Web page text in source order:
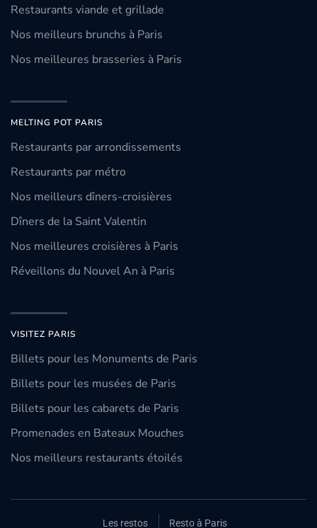
Restaurants viande et grillade
Nos meilleurs brunchs à Paris
Nos meilleures brasseries à Paris
MELTING POT PARIS
Restaurants par arrondissements
Restaurants par métro
Nos meilleurs dîners-croisières
Dîners de la Saint Valentin
Nos meilleures croisières à Paris
Réveillons du Nouvel An à Paris
VISITEZ PARIS
Billets pour les Monuments de Paris
Billets pour les musées de Paris
Billets pour les cabarets de Paris
Promenades en Bateaux Mouches
Nos meilleurs restaurants étoilés
Les restos Resto à Paris